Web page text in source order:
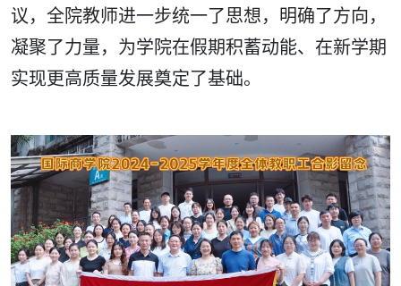
议，全院教师进一步统一了思想，明确了方向，
凝聚了力量，为学院在假期积蓄动能、在新学期
实现更高质量发展奠定了基础。